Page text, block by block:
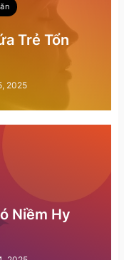
Trẻ Tổn
2025
Niềm Hy